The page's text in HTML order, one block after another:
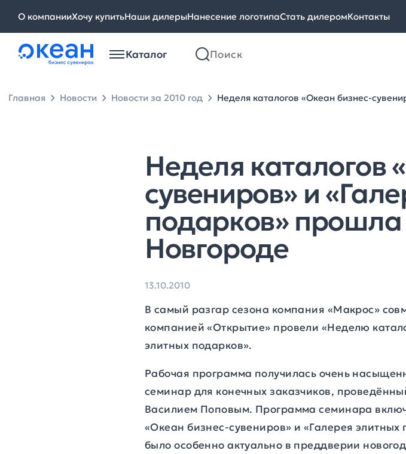
О компанииХочу купитьНаши дилерыНанесение логотипаСтать дилеромКонтакты
Каталог
Главная Новости Новости за 2010 год Неделя каталогов «Океан бизнес-
Неделя каталогов
сувениров» и
подарков»
Новгороде
13.10.2010
В самый разгар сезона компания «Макрос»
компанией «Открытие» провели «Неделю
элитных подарков».
Рабочая программа получилась очень
семинар для конечных заказчиков,
Василием Поповым. Программа семинара
«Океан бизнес-сувениров» и «Галерея
было особенно актуально в преддверии